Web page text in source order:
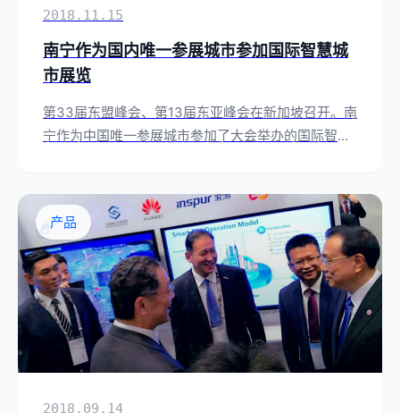
2018.11.15
南宁作为国内唯一参展城市参加国际智慧城
市展览
第33届东盟峰会、第13届东亚峰会在新加坡召开。南
宁作为中国唯一参展城市参加了大会举办的国际智慧
产品
2018.09.14